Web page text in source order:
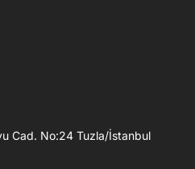
Cad. No:24 Tuzla/İstanbul